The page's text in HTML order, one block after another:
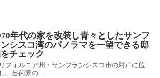
年代の家を改装し青々としたサンフ
シスコ湾のパノラマを一望できる邸
チェック
フォルニア州・サンフランシスコ市の対岸に位
、芸術家の...